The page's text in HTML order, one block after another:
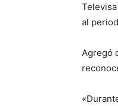
al
Agregó